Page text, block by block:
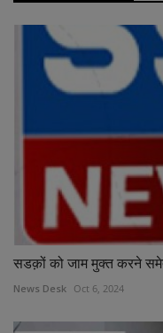
सडक़ों को जाम मुक्त करने
News Desk Oct 6, 2024